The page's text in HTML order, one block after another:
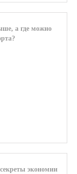
а где можно
экономии